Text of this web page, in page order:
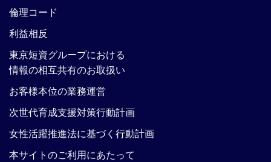
倫理コード
利益相反
東京短資グループにおける
情報の相互共有のお取扱い
お客様本位の業務運営
次世代育成支援対策行動計画
女性活躍推進法に基づく行動計画
本サイトのご利用にあたって